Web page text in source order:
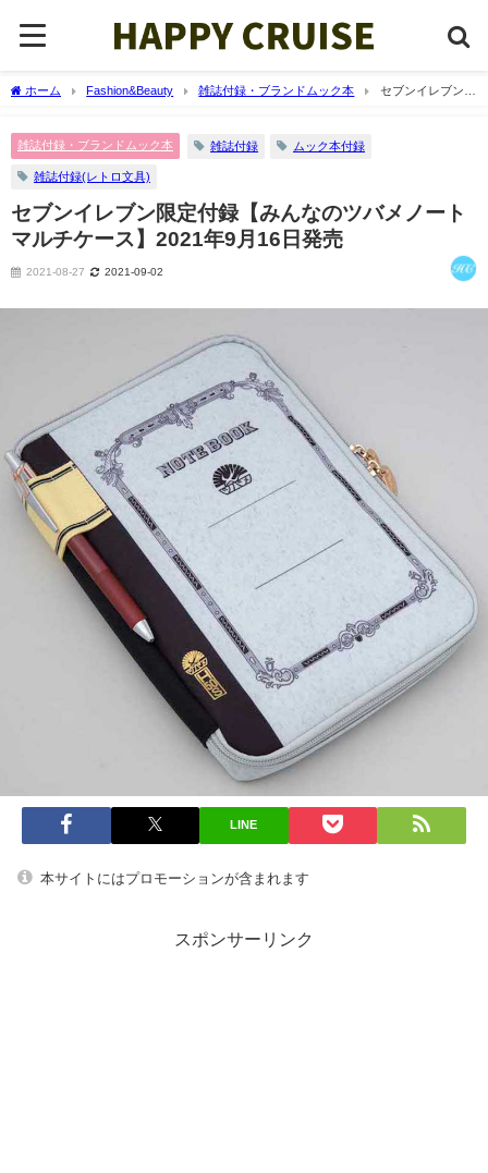
ホーム Fashion&Beauty 雑誌付録・ブランドムック本
セブンイレブン限
雑誌付録・ブランドムック本 雑誌付録 ムック本付録
雑誌付録(レトロ文具)
セブンイレブン限定付録【みんなのツバメノート
マルチケース】2021年9月16日発売
2021-08-27 2021-09-02
LINE
本サイトにはプロモーションが含まれます
スポンサーリンク